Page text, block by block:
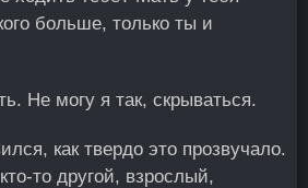
больше, только ты и
Не могу я так, скрываться.
как твердо это прозвучало.
то другой, взрослый,